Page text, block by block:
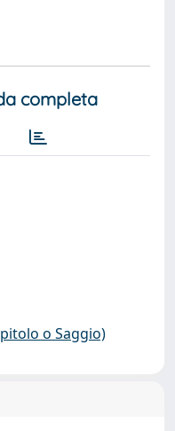
completa
o Saggio)